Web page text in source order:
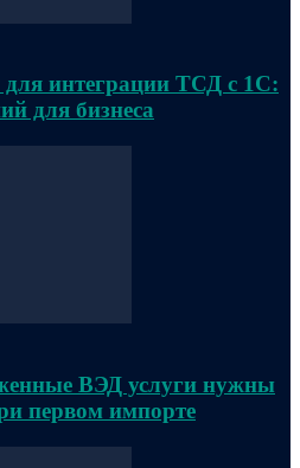
интеграции ТСД с 1С:
для бизнеса
ВЭД услуги нужны
первом импорте